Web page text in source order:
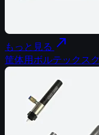
もっと見る north_east
筐体用ボルテックス